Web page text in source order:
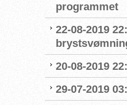
programmet
22-08-2019
20-08-2019
29-07-2019